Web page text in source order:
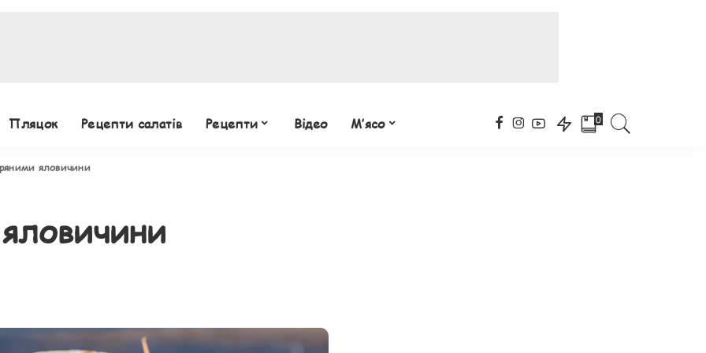
Пляцок Рецепти салатів Рецепти Відео М’ясо 0
яловичини